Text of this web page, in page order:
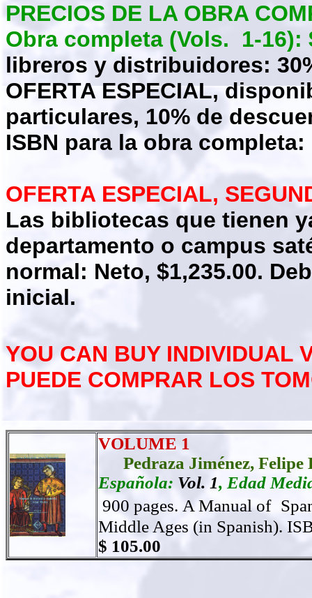
PRECIOS DE LA OBRA
Obra completa (Vols. 1-16):
libreros y distribuidores:
OFERTA ESPECIAL,
particulares, 10% de
ISBN para la obra completa:
OFERTA ESPECIAL,
Las bibliotecas que tienen
departamento o campus
normal: Neto, $1,235.00.
inicial.
YOU CAN BUY INDIVIDUAL
PUEDE COMPRAR LOS
VOLUME 1
Pedraza Jiménez, Felipe
Española: Vol. 1, Edad
900 pages. A Manual of
Middle Ages (in Spanish).
$ 105.00